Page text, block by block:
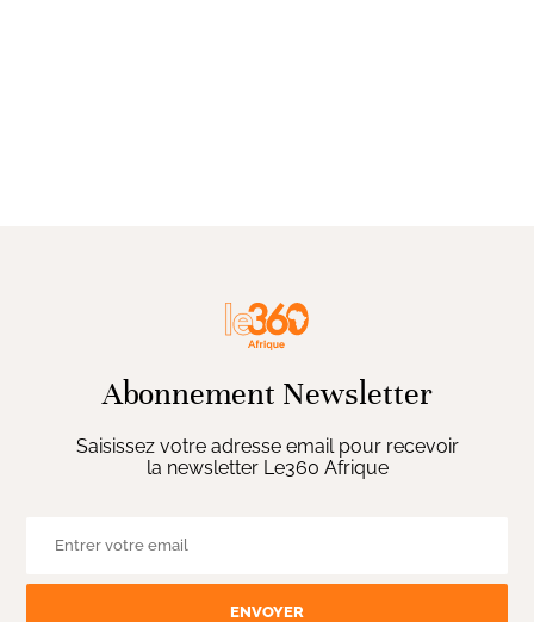
Abonnement Newsletter
Saisissez votre adresse email pour recevoir
la newsletter Le360 Afrique
ENVOYER